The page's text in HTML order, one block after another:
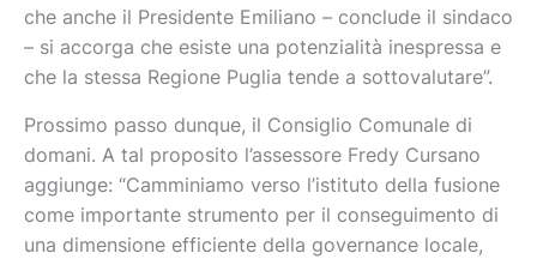
che anche il Presidente Emiliano – conclude il sindaco
– si accorga che esiste una potenzialità inespressa e
che la stessa Regione Puglia tende a sottovalutare”.
Prossimo passo dunque, il Consiglio Comunale di
domani. A tal proposito l’assessore Fredy Cursano
aggiunge: “Camminiamo verso l’istituto della fusione
come importante strumento per il conseguimento di
una dimensione efficiente della governance locale,